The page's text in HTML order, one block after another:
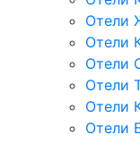
Отели
Отели
Отели
Отели
Отели
Отели